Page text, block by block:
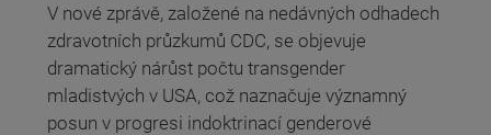
V nové zprávě, založené na nedávných odhadech
zdravotních průzkumů CDC, se objevuje
dramatický nárůst počtu transgender
mladistvých v USA, což naznačuje významný
posun v progresi indoktrinací genderové